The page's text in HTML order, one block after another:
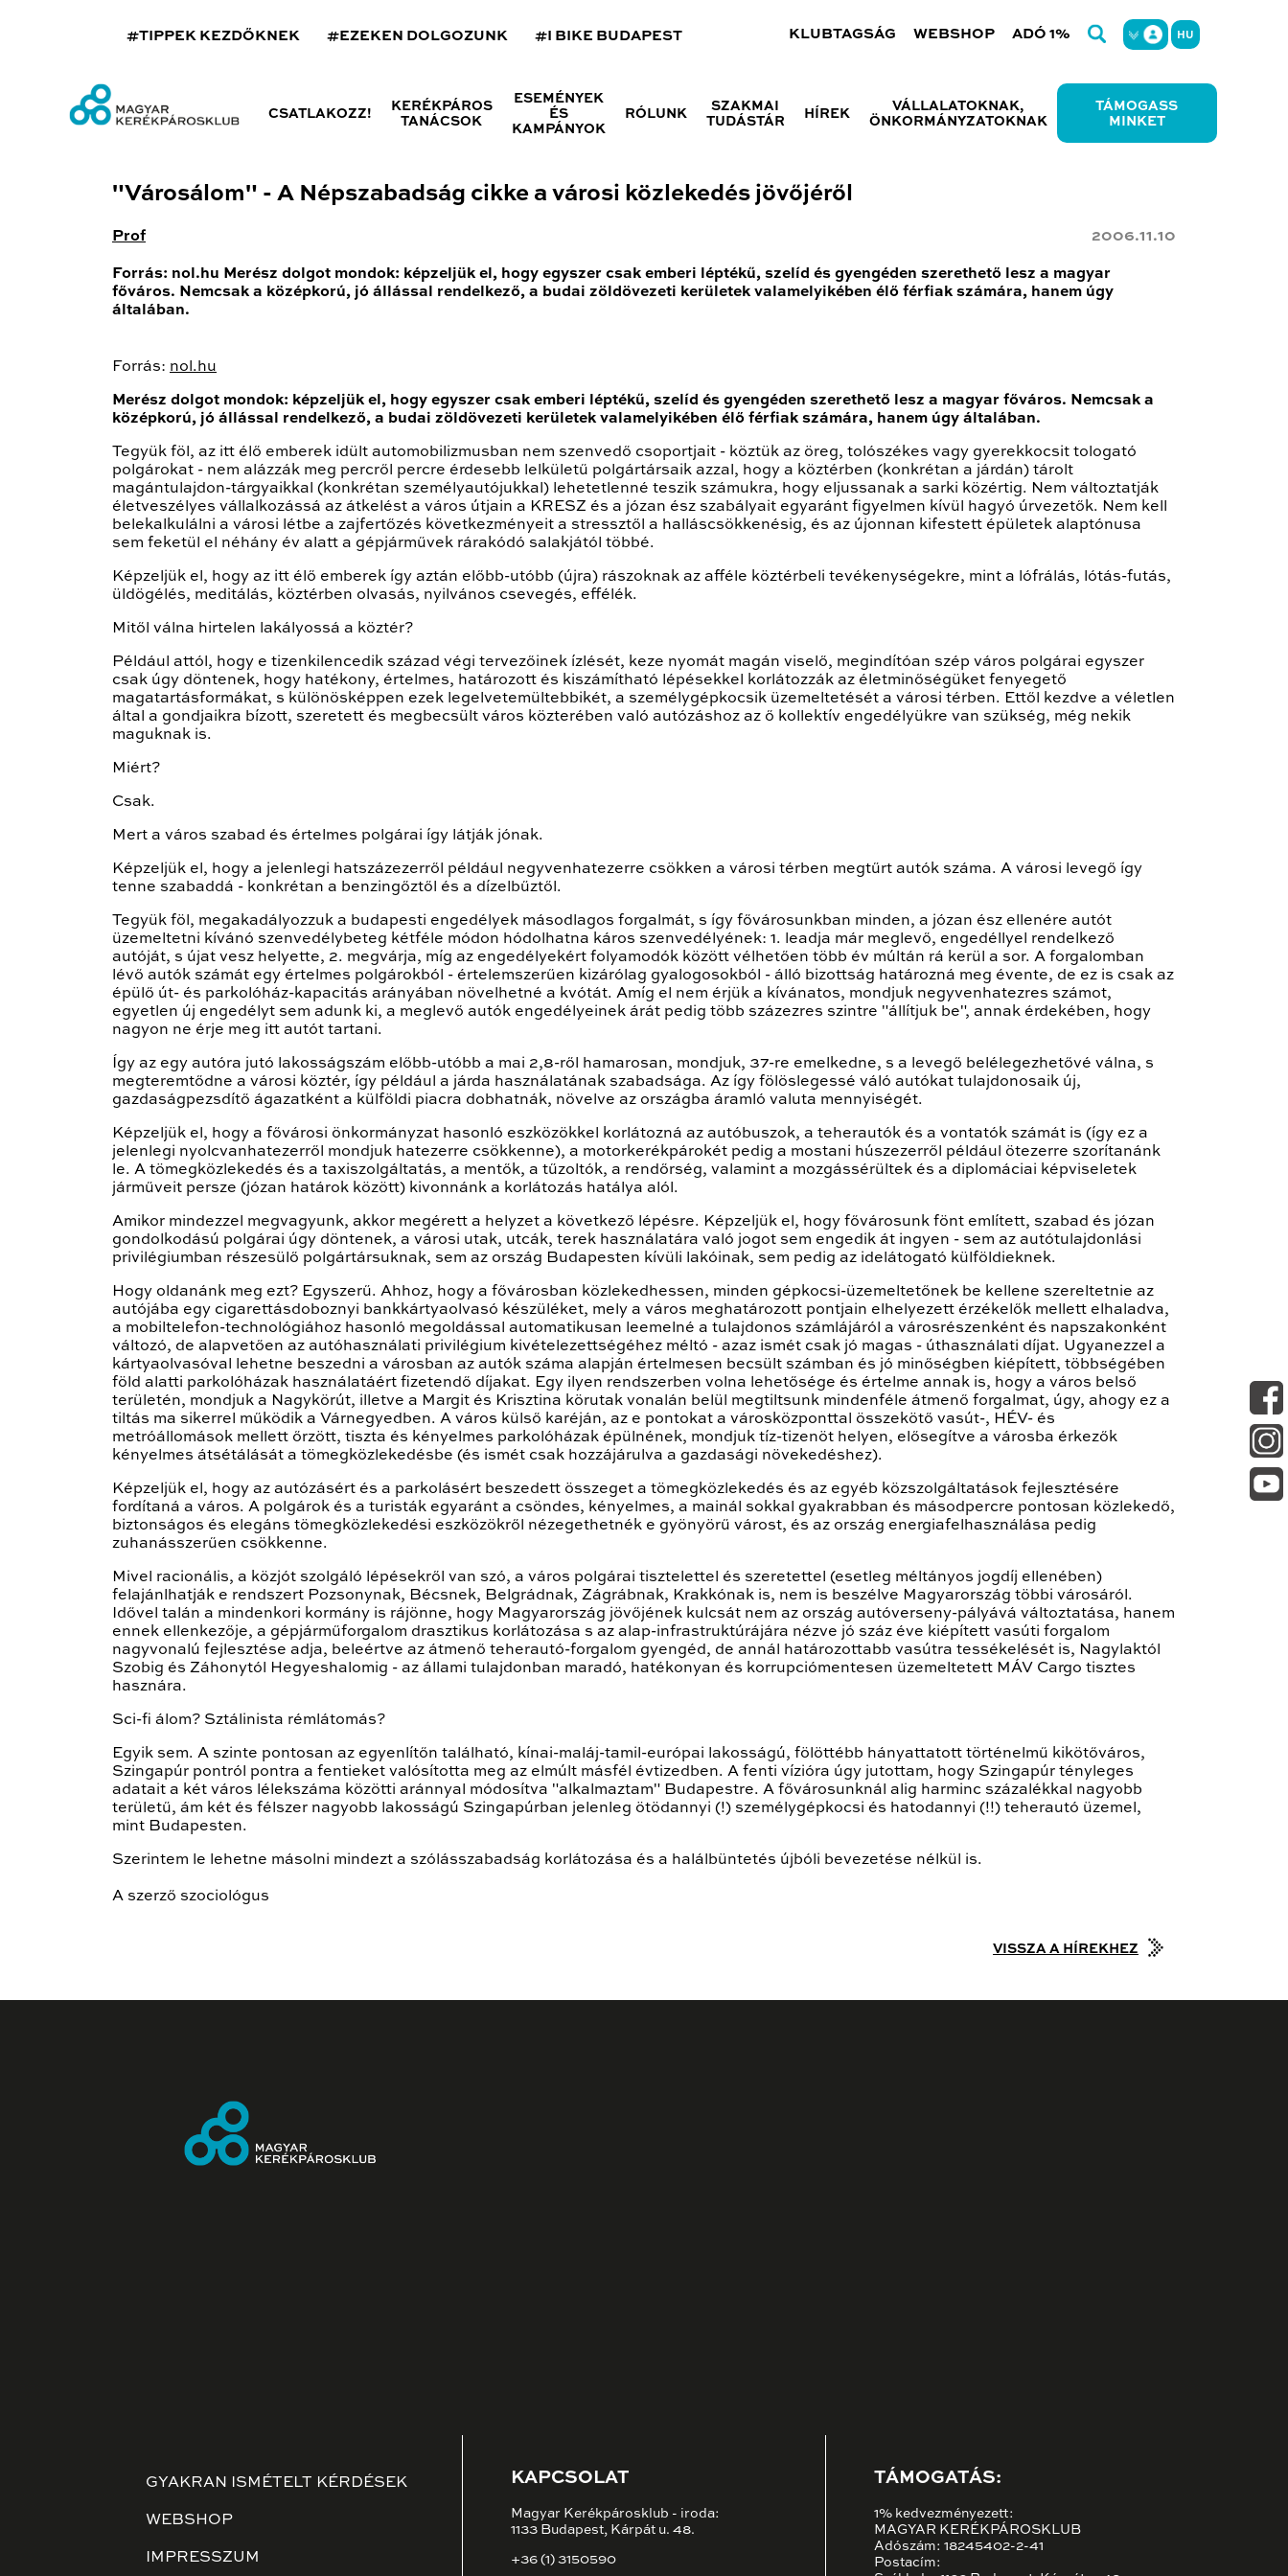
#TIPPEK KEZDŐKNEK #EZEKEN DOLGOZUNK #I BIKE BUDAPEST KLUBTAGSÁG WEBSHOP ADÓ 1% HU
CSATLAKOZZ!
KERÉKPÁROS
TANÁCSOK
ESEMÉNYEK
ÉS
KAMPÁNYOK
RÓLUNK
SZAKMAI
TUDÁSTÁR
HÍREK
VÁLLALATOKNAK,
ÖNKORMÁNYZATOKNAK
TÁMOGASS
MINKET
"Városálom" - A Népszabadság cikke a városi közlekedés jövőjéről
Prof 2006.11.10
Forrás: nol.hu Merész dolgot mondok: képzeljük el, hogy egyszer csak emberi léptékű, szelíd és gyengéden szerethető lesz a magyar
főváros. Nemcsak a középkorú, jó állással rendelkező, a budai zöldövezeti kerületek valamelyikében élő férfiak számára, hanem úgy
általában.
Forrás: nol.hu
Merész dolgot mondok: képzeljük el, hogy egyszer csak emberi léptékű, szelíd és gyengéden szerethető lesz a magyar főváros. Nemcsak a
középkorú, jó állással rendelkező, a budai zöldövezeti kerületek valamelyikében élő férfiak számára, hanem úgy általában.
Tegyük föl, az itt élő emberek idült automobilizmusban nem szenvedő csoportjait - köztük az öreg, tolószékes vagy gyerekkocsit tologató
polgárokat - nem alázzák meg percről percre érdesebb lelkületű polgártársaik azzal, hogy a köztérben (konkrétan a járdán) tárolt
magántulajdon-tárgyaikkal (konkrétan személyautójukkal) lehetetlenné teszik számukra, hogy eljussanak a sarki közértig. Nem változtatják
életveszélyes vállalkozássá az átkelést a város útjain a KRESZ és a józan ész szabályait egyaránt figyelmen kívül hagyó úrvezetők. Nem kell
belekalkulálni a városi létbe a zajfertőzés következményeit a stressztől a halláscsökkenésig, és az újonnan kifestett épületek alaptónusa
sem feketül el néhány év alatt a gépjárművek rárakódó salakjától többé.
Képzeljük el, hogy az itt élő emberek így aztán előbb-utóbb (újra) rászoknak az afféle köztérbeli tevékenységekre, mint a lófrálás, lótás-futás,
üldögélés, meditálás, köztérben olvasás, nyilvános csevegés, effélék.
Mitől válna hirtelen lakályossá a köztér?
Például attól, hogy e tizenkilencedik század végi tervezőinek ízlését, keze nyomát magán viselő, megindítóan szép város polgárai egyszer
csak úgy döntenek, hogy hatékony, értelmes, határozott és kiszámítható lépésekkel korlátozzák az életminőségüket fenyegető
magatartásformákat, s különösképpen ezek legelvetemültebbikét, a személygépkocsik üzemeltetését a városi térben. Ettől kezdve a véletlen
által a gondjaikra bízott, szeretett és megbecsült város közterében való autózáshoz az ő kollektív engedélyükre van szükség, még nekik
maguknak is.
Miért?
Csak.
Mert a város szabad és értelmes polgárai így látják jónak.
Képzeljük el, hogy a jelenlegi hatszázezerről például negyvenhatezerre csökken a városi térben megtűrt autók száma. A városi levegő így
tenne szabaddá - konkrétan a benzingőztől és a dízelbűztől.
Tegyük föl, megakadályozzuk a budapesti engedélyek másodlagos forgalmát, s így fővárosunkban minden, a józan ész ellenére autót
üzemeltetni kívánó szenvedélybeteg kétféle módon hódolhatna káros szenvedélyének: 1. leadja már meglevő, engedéllyel rendelkező
autóját, s újat vesz helyette, 2. megvárja, míg az engedélyekért folyamodók között vélhetően több év múltán rá kerül a sor. A forgalomban
lévő autók számát egy értelmes polgárokból - értelemszerűen kizárólag gyalogosokból - álló bizottság határozná meg évente, de ez is csak az
épülő út- és parkolóház-kapacitás arányában növelhetné a kvótát. Amíg el nem érjük a kívánatos, mondjuk negyvenhatezres számot,
egyetlen új engedélyt sem adunk ki, a meglevő autók engedélyeinek árát pedig több százezres szintre "állítjuk be", annak érdekében, hogy
nagyon ne érje meg itt autót tartani.
Így az egy autóra jutó lakosságszám előbb-utóbb a mai 2,8-ről hamarosan, mondjuk, 37-re emelkedne, s a levegő belélegezhetővé válna, s
megteremtődne a városi köztér, így például a járda használatának szabadsága. Az így fölöslegessé váló autókat tulajdonosaik új,
gazdaságpezsdítő ágazatként a külföldi piacra dobhatnák, növelve az országba áramló valuta mennyiségét.
Képzeljük el, hogy a fővárosi önkormányzat hasonló eszközökkel korlátozná az autóbuszok, a teherautók és a vontatók számát is (így ez a
jelenlegi nyolcvanhatezerről mondjuk hatezerre csökkenne), a motorkerékpárokét pedig a mostani húszezerről például ötezerre szorítanánk
le. A tömegközlekedés és a taxiszolgáltatás, a mentők, a tűzoltók, a rendőrség, valamint a mozgássérültek és a diplomáciai képviseletek
járműveit persze (józan határok között) kivonnánk a korlátozás hatálya alól.
Amikor mindezzel megvagyunk, akkor megérett a helyzet a következő lépésre. Képzeljük el, hogy fővárosunk fönt említett, szabad és józan
gondolkodású polgárai úgy döntenek, a városi utak, utcák, terek használatára való jogot sem engedik át ingyen - sem az autótulajdonlási
privilégiumban részesülő polgártársuknak, sem az ország Budapesten kívüli lakóinak, sem pedig az idelátogató külföldieknek.
Hogy oldanánk meg ezt? Egyszerű. Ahhoz, hogy a fővárosban közlekedhessen, minden gépkocsi-üzemeltetőnek be kellene szereltetnie az
autójába egy cigarettásdoboznyi bankkártyaolvasó készüléket, mely a város meghatározott pontjain elhelyezett érzékelők mellett elhaladva,
a mobiltelefon-technológiához hasonló megoldással automatikusan leemelné a tulajdonos számlájáról a városrészenként és napszakonként
változó, de alapvetően az autóhasználati privilégium kivételezettségéhez méltó - azaz ismét csak jó magas - úthasználati díjat. Ugyanezzel a
kártyaolvasóval lehetne beszedni a városban az autók száma alapján értelmesen becsült számban és jó minőségben kiépített, többségében
föld alatti parkolóházak használatáért fizetendő díjakat. Egy ilyen rendszerben volna lehetősége és értelme annak is, hogy a város belső
területén, mondjuk a Nagykörút, illetve a Margit és Krisztina körutak vonalán belül megtiltsunk mindenféle átmenő forgalmat, úgy, ahogy ez a
tiltás ma sikerrel működik a Várnegyedben. A város külső karéján, az e pontokat a városközponttal összekötő vasút-, HÉV- és
metróállomások mellett őrzött, tiszta és kényelmes parkolóházak épülnének, mondjuk tíz-tizenöt helyen, elősegítve a városba érkezők
kényelmes átsétálását a tömegközlekedésbe (és ismét csak hozzájárulva a gazdasági növekedéshez).
Képzeljük el, hogy az autózásért és a parkolásért beszedett összeget a tömegközlekedés és az egyéb közszolgáltatások fejlesztésére
fordítaná a város. A polgárok és a turisták egyaránt a csöndes, kényelmes, a mainál sokkal gyakrabban és másodpercre pontosan közlekedő,
biztonságos és elegáns tömegközlekedési eszközökről nézegethetnék e gyönyörű várost, és az ország energiafelhasználása pedig
zuhanásszerűen csökkenne.
Mivel racionális, a közjót szolgáló lépésekről van szó, a város polgárai tisztelettel és szeretettel (esetleg méltányos jogdíj ellenében)
felajánlhatják e rendszert Pozsonynak, Bécsnek, Belgrádnak, Zágrábnak, Krakkónak is, nem is beszélve Magyarország többi városáról.
Idővel talán a mindenkori kormány is rájönne, hogy Magyarország jövőjének kulcsát nem az ország autóverseny-pályává változtatása, hanem
ennek ellenkezője, a gépjárműforgalom drasztikus korlátozása s az alap-infrastruktúrájára nézve jó száz éve kiépített vasúti forgalom
nagyvonalú fejlesztése adja, beleértve az átmenő teherautó-forgalom gyengéd, de annál határozottabb vasútra tessékelését is, Nagylaktól
Szobig és Záhonytól Hegyeshalomig - az állami tulajdonban maradó, hatékonyan és korrupciómentesen üzemeltetett MÁV Cargo tisztes
hasznára.
Sci-fi álom? Sztálinista rémlátomás?
Egyik sem. A szinte pontosan az egyenlítőn található, kínai-maláj-tamil-európai lakosságú, fölöttébb hányattatott történelmű kikötőváros,
Szingapúr pontról pontra a fentieket valósította meg az elmúlt másfél évtizedben. A fenti vízióra úgy jutottam, hogy Szingapúr tényleges
adatait a két város lélekszáma közötti aránnyal módosítva "alkalmaztam" Budapestre. A fővárosunknál alig harminc százalékkal nagyobb
területű, ám két és félszer nagyobb lakosságú Szingapúrban jelenleg ötödannyi (!) személygépkocsi és hatodannyi (!!) teherautó üzemel,
mint Budapesten.
Szerintem le lehetne másolni mindezt a szólásszabadság korlátozása és a halálbüntetés újbóli bevezetése nélkül is.
A szerző szociológus
VISSZA A HÍREKHEZ
GYAKRAN ISMÉTELT KÉRDÉSEK
WEBSHOP
IMPRESSZUM
KAPCSOLAT
Magyar Kerékpárosklub - iroda:
1133 Budapest, Kárpát u. 48.
+36 (1) 3150590
TÁMOGATÁS:
1% kedvezményezett:
MAGYAR KERÉKPÁROSKLUB
Adószám: 18245402-2-41
Postacím: